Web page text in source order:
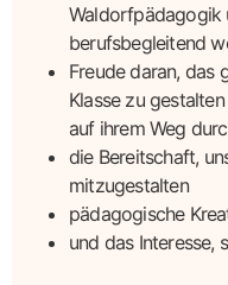
Waldorfpädagogik
berufsbegleitend
Freude daran, das
Klasse zu
auf ihrem Weg
die Bereitschaft,
mitzugestalten
pädagogische
und das Interesse,